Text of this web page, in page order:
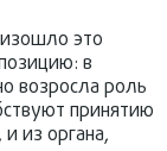
это
в
возросла роль
принятию
из органа,